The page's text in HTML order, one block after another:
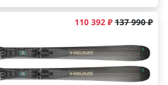
110 392 ₽ 137 990 ₽